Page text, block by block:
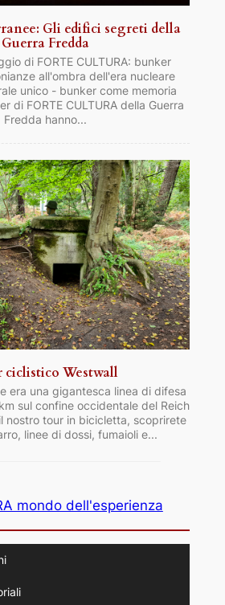
Gli edifici segreti della
Guerra Fredda
di FORTE CULTURA: bunker
all'ombra dell'era nucleare
unico - bunker come memoria
di FORTE CULTURA della Guerra
Fredda hanno...
ciclistico Westwall
era una gigantesca linea di difesa
sul confine occidentale del Reich
nostro tour in bicicletta, scoprirete
linee di dossi, fumaioli e...
mondo dell'esperienza